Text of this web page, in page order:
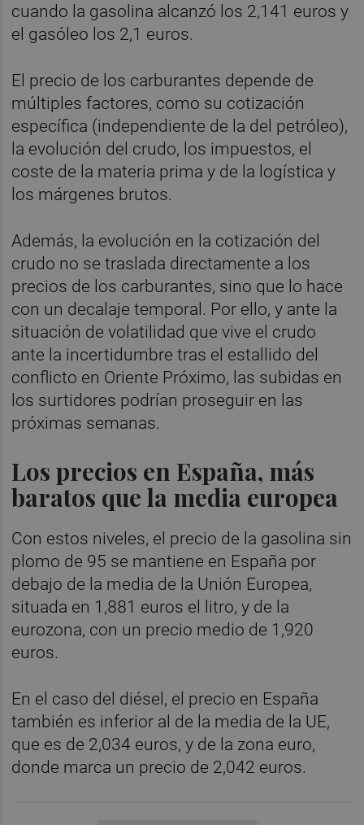
cuando la gasolina alcanzó los 2,141 euros y
el gasóleo los 2,1 euros.
El precio de los carburantes depende de
múltiples factores, como su cotización
específica (independiente de la del petróleo),
la evolución del crudo, los impuestos, el
coste de la materia prima y de la logística y
los márgenes brutos.
Además, la evolución en la cotización del
crudo no se traslada directamente a los
precios de los carburantes, sino que lo hace
con un decalaje temporal. Por ello, y ante la
situación de volatilidad que vive el crudo
ante la incertidumbre tras el estallido del
conflicto en Oriente Próximo, las subidas en
los surtidores podrían proseguir en las
próximas semanas.
Los precios en España, más
baratos que la media europea
Con estos niveles, el precio de la gasolina sin
plomo de 95 se mantiene en España por
debajo de la media de la Unión Europea,
situada en 1,881 euros el litro, y de la
eurozona, con un precio medio de 1,920
euros.
En el caso del diésel, el precio en España
también es inferior al de la media de la UE,
que es de 2,034 euros, y de la zona euro,
donde marca un precio de 2,042 euros.